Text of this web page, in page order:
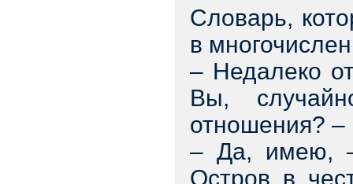
Словарь,
в
– Недалеко
Вы,
отношения? –
– Да, имею, –
Остров в